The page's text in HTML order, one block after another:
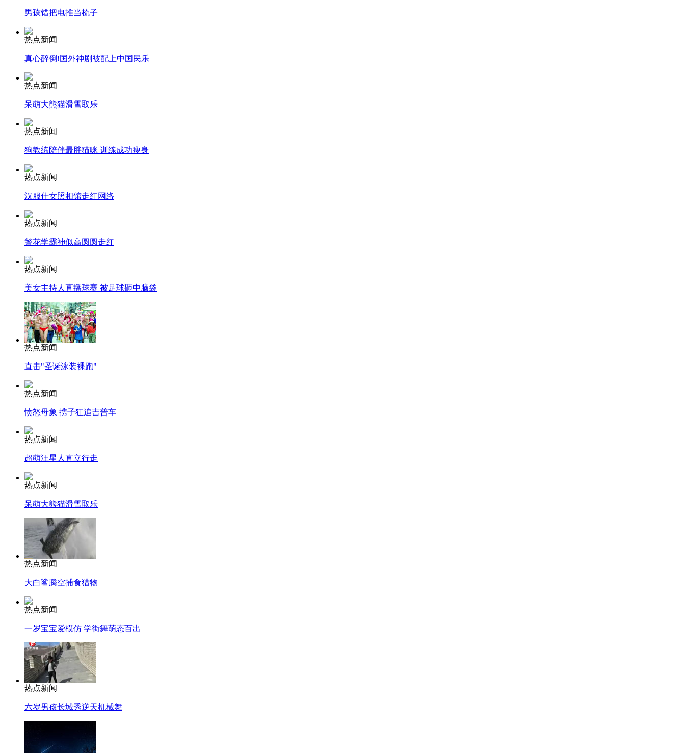
外交部：有关国家言论片面不公正
安徽一实载49人客车翻车
走！跟着总书记去植树
纽约上演“枕头大战”
男孩错把电推当梳子
热点新闻
真心醉倒!国外神剧被配上中国民乐
热点新闻
呆萌大熊猫滑雪取乐
热点新闻
狗教练陪伴最胖猫咪 训练成功瘦身
热点新闻
汉服仕女照相馆走红网络
热点新闻
警花学霸神似高圆圆走红
热点新闻
美女主持人直播球赛 被足球砸中脑袋
热点新闻
直击"圣诞泳装裸跑"
热点新闻
愤怒母象 携子狂追吉普车
热点新闻
超萌汪星人直立行走
热点新闻
呆萌大熊猫滑雪取乐
热点新闻
大白鲨腾空捕食猎物
热点新闻
一岁宝宝爱模仿 学街舞萌态百出
热点新闻
六岁男孩长城秀逆天机械舞